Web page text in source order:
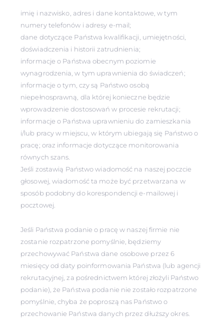
imię i nazwisko, adres i dane kontaktowe, w tym
numery telefonów i adresy e-mail;
dane dotyczące Państwa kwalifikacji, umiejętności,
doświadczenia i historii zatrudnienia;
informacje o Państwa obecnym poziomie
wynagrodzenia, w tym uprawnienia do świadczeń;
informacje o tym, czy są Państwo osobą
niepełnosprawną, dla której konieczne będzie
wprowadzenie dostosowań w procesie rekrutacji;
informacje o Państwa uprawnieniu do zamieszkania
i/lub pracy w miejscu, w którym ubiegają się Państwo o
pracę; oraz informacje dotyczące monitorowania
równych szans.
Jeśli zostawią Państwo wiadomość na naszej poczcie
głosowej, wiadomość ta może być przetwarzana w
sposób podobny do korespondencji e-mailowej i
pocztowej.
Jeśli Państwa podanie o pracę w naszej firmie nie
zostanie rozpatrzone pomyślnie, będziemy
przechowywać Państwa dane osobowe przez 6
miesięcy od daty poinformowania Państwa (lub agencji
rekrutacyjnej, za pośrednictwem której złożyli Państwo
podanie), że Państwa podanie nie zostało rozpatrzone
pomyślnie, chyba że poproszą nas Państwo o
przechowanie Państwa danych przez dłuższy okres.